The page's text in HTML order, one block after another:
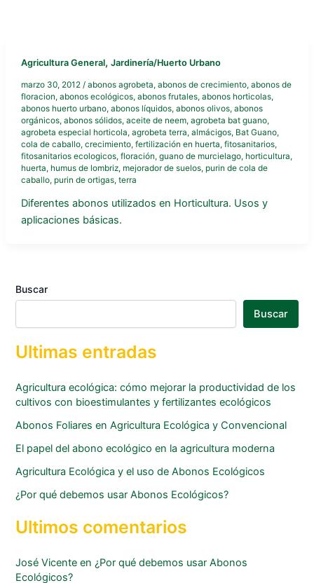
Agricultura General, Jardinería/Huerto Urbano
marzo 30, 2012 / abonos agrobeta, abonos de crecimiento, abonos de
floracion, abonos ecológicos, abonos frutales, abonos horticolas,
abonos huerto urbano, abonos líquidos, abonos olivos, abonos
orgánicos, abonos sólidos, aceite de neem, agrobeta bat guano,
agrobeta especial horticola, agrobeta terra, almácigos, Bat Guano,
cola de caballo, crecimiento, fertilización en huerta, fitosanitarios,
fitosanitarios ecologicos, floración, guano de murcielago, horticultura,
huerta, humus de lombriz, mejorador de suelos, purin de cola de
caballo, purin de ortigas, terra
Diferentes abonos utilizados en Horticultura. Usos y
aplicaciones básicas.
Buscar
Buscar
Ultimas entradas
Agricultura ecológica: cómo mejorar la productividad de los
cultivos con bioestimulantes y fertilizantes ecológicos
Abonos Foliares en Agricultura Ecológica y Convencional
El papel del abono ecológico en la agricultura moderna
Agricultura Ecológica y el uso de Abonos Ecológicos
¿Por qué debemos usar Abonos Ecológicos?
Ultimos comentarios
José Vicente en¿Por qué debemos usar Abonos
Ecológicos?